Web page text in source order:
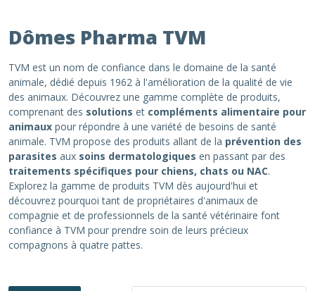
Dômes Pharma TVM
TVM est un nom de confiance dans le domaine de la santé
animale, dédié depuis 1962 à l'amélioration de la qualité de vie
des animaux. Découvrez une gamme complète de produits,
comprenant des solutions et compléments alimentaire pour
animaux pour répondre à une variété de besoins de santé
animale. TVM propose des produits allant de la prévention des
parasites aux soins dermatologiques en passant par des
traitements spécifiques pour chiens, chats ou NAC.
Explorez la gamme de produits TVM dès aujourd'hui et
découvrez pourquoi tant de propriétaires d'animaux de
compagnie et de professionnels de la santé vétérinaire font
confiance à TVM pour prendre soin de leurs précieux
compagnons à quatre pattes.